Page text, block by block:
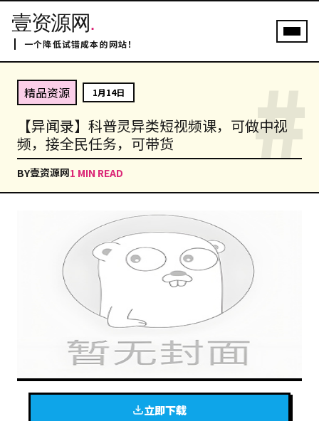
壹资源网.
一个降低试错成本的网站！
#
精品资源 1月14日
【异闻录】科普灵异类短视频课，可做中视
频，接全民任务，可带货
BY壹资源网1 MIN READ
立即下载